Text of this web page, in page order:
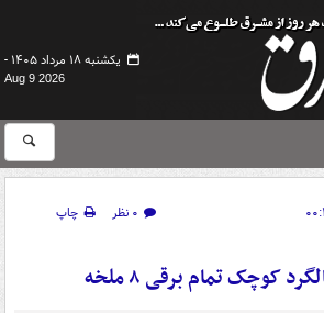
یکشنبه ۱۸ مرداد ۱۴۰۵ -
Aug 9 2026
۰ نظر
چاپ
کوچک تمام برقی ۸ ملخه